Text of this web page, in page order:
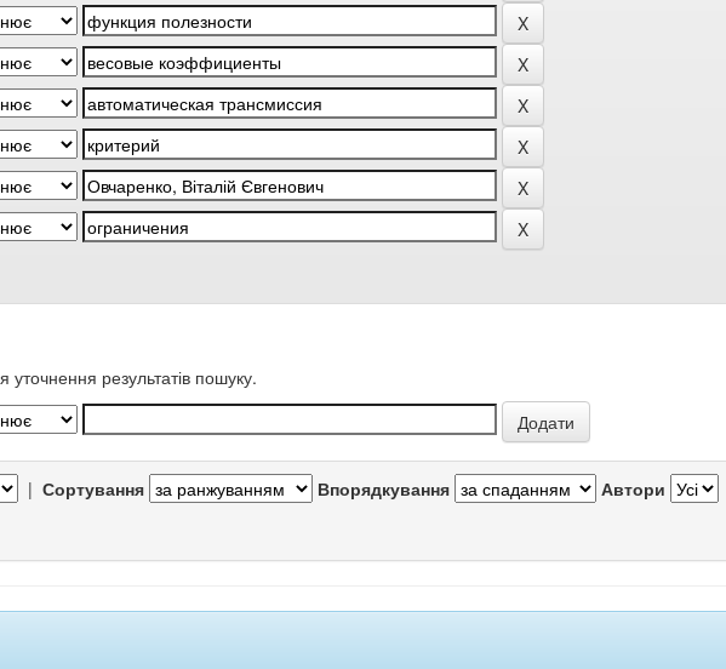
уточнення результатів пошуку.
| Сортування Впорядкування Автори